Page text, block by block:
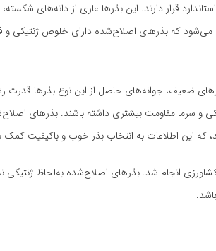
قرار دارند. این بذرها عاری از دانه‌های
می‌شود که بذرهای اصلاح‌شده دارای خلوص ژنتیکی و
ضعیف، جوانه‌های حاصل از این نوع بذرها قدرت
و سرما مقاومت بیشتری داشته باشند. بذرهای
که این اطلاعات به انتخاب بذر خوب و باکیفیت
و زیر نظر جهاد کشاورزی انجام شد. بذرهای اصلاح‌شده به‌لحاظ